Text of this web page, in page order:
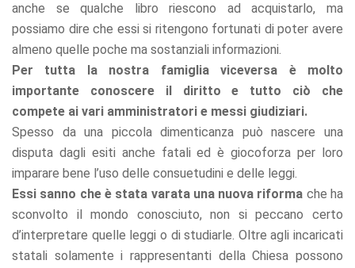
anche se qualche libro riescono ad acquistarlo, ma
possiamo dire che essi si ritengono fortunati di poter avere
almeno quelle poche ma sostanziali informazioni.
Per tutta la nostra famiglia viceversa è molto
importante conoscere il diritto e tutto ciò che
compete ai vari amministratori e messi giudiziari.
Spesso da una piccola dimenticanza può nascere una
disputa dagli esiti anche fatali ed è giocoforza per loro
imparare bene l’uso delle consuetudini e delle leggi.
Essi sanno che è stata varata una nuova riforma che ha
sconvolto il mondo conosciuto, non si peccano certo
d’interpretare quelle leggi o di studiarle. Oltre agli incaricati
statali solamente i rappresentanti della Chiesa possono